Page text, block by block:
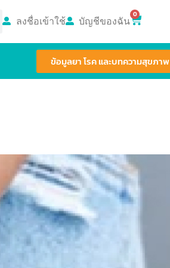
ลงชื่อเข้าใช้ บัญชีของฉัน 0
ข้อมูลยา โรค และบทความสุขภาพ